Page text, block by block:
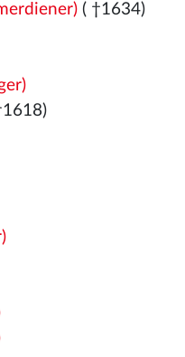
( †1634)